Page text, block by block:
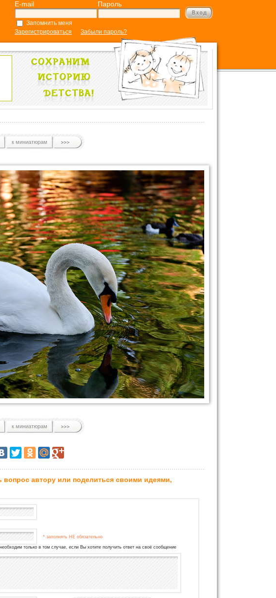
E-mail Пароль
Запомнить меня
Зарегистрироваться
Забыли пароль?
к миниатюрам
к миниатюрам
вопрос автору или поделиться своими идеями,
* заполнять НЕ обязательно
только в том случае, если Вы хотите получить ответ на своё сообщение